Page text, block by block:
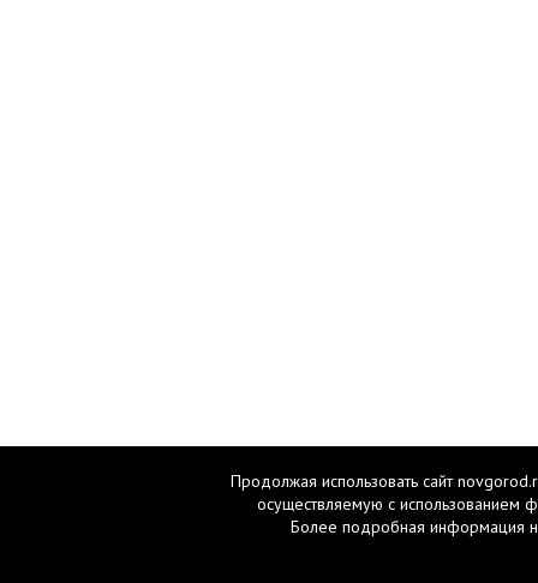
Продолжая использовать сайт
осуществляемую с использованием
Более подробная информация